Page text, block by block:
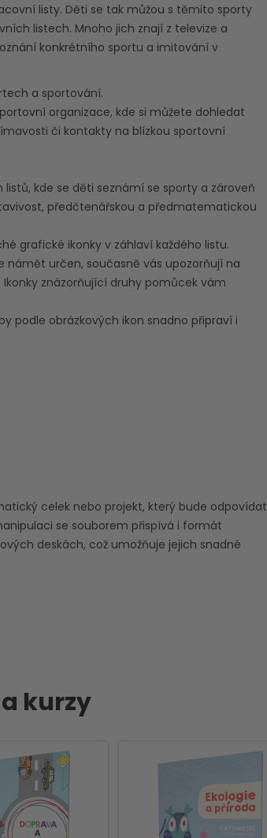
listy. Děti se tak můžou s těmito sporty
listech. Mnoho jich znají z televize a
konkrétního sportu a imitování v
a sportování.
organizace, kde si můžete dohledat
či kontakty na blízkou sportovní
listů, kde se děti seznámí se sporty a zároveň
předčtenářskou a předmatematickou
grafické ikonky v záhlaví každého listu.
námět určen, současně vás upozorňují na
znázorňující druhy pomůcek vám
podle obrázkových ikon snadno připraví i
celek nebo projekt, který bude odpovídat
se souborem přispívá i formát
deskách, což umožňuje jejich snadné
kurzy